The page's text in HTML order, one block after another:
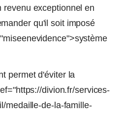
revenu exceptionnel en
qu'il soit imposé
permet d'éviter la
divion.fr/services-
medaille-de-la-famille-